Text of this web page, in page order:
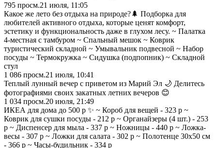
795 просм.21 июля, 11:05
Какое же лето без отдыха на природе?🌲 Подборка для
любителей активного отдыха, которые ценят комфорт,
эстетику и функциональность даже в глухом лесу. ~ Палатка
4-местная с тамбуром ~ Спальный мешок ~ Коврик
туристический складной ~ Умывальник подвесной ~ Набор
посуды ~ Термокружка ~ Сидушка (подпопник) ~ Складной
стул
1 086 просм.21 июля, 10:41
Теплый лунный вечер с приветом из Марий Эл 🌙 Делитесь
фотографиями своих закатных летних вечеров 😊
1 034 просм.20 июля, 21:49
ИКЕА для дома до 500 р ✨ ~ Короб для вещей - 323 р ~
Коврик для сушки посуды - 212 р ~ Органайзеры (4 шт.) - 253
р ~ Диспенсер для мыла - 337 р ~ Ножницы - 440 р ~ Ложка-
весы - 307 р ~ Ложки для салата - 302 р ~ Полотенце 30х50 см
- 366 р ~ Часы-будильник - 334 р